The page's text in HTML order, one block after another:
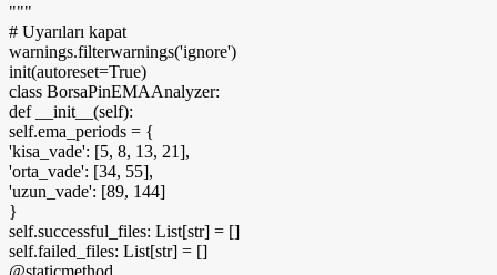
"""
# Uyarıları kapat
warnings.filterwarnings('ignore')
init(autoreset=True)
class BorsaPinEMAAnalyzer:
def
__init__ (self):
self.ema_periods = {
'kisa_vade': [5, 8, 13, 21],
'orta_vade': [34, 55],
'uzun_vade': [89, 144]
}
self.successful_files: List[str] = []
self.failed_files: List[str] = []
@staticmethod